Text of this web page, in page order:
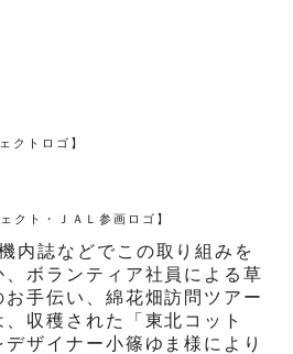
クトロゴ】
クト・ＪＡＬ参画ロゴ】
内誌などでこの取り組みを
、ボランティア社員による草
手伝い、綿花畑訪問ツアー
収穫された「東北コット
ザイナー小篠ゆま様により